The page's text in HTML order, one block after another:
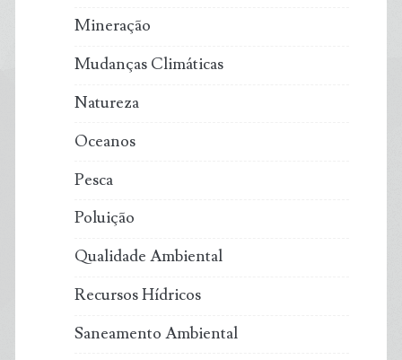
Mineração
Mudanças Climáticas
Natureza
Oceanos
Pesca
Poluição
Qualidade Ambiental
Recursos Hídricos
Saneamento Ambiental